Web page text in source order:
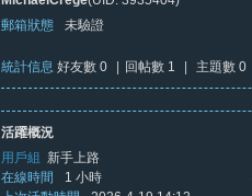
郵箱狀態
未驗證
統計信息 好友數 0 回帖數 1 主題數 0
活躍概況
用戶組
新手上路
在線時間
1 小時